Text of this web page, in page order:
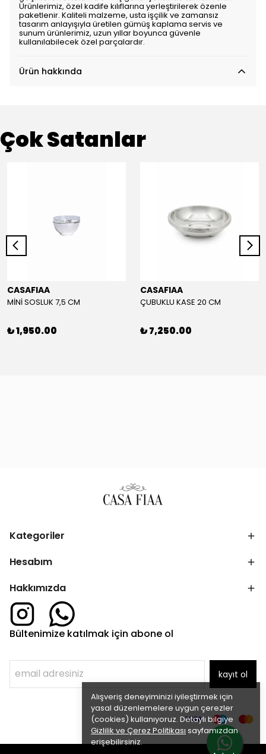
Alışveriş deneyiminizi iyileştirmek için
yasal düzenlemelere uygun çerezler
(cookies) kullanıyoruz. Detaylı bilgiye
Gizlilik ve Çerez Politikası sayfamızdan
erişebilirsiniz.
Ürünlerimiz, özel kadife kılıflarına yerleştirilerek özenle
paketlenir. Kaliteli malzeme, usta işçilik ve zamansız
tasarım anlayışıyla üretilen gümüş kaplama servis ve
sunum ürünlerimiz, uzun yıllar boyunca güvenle
kullanılabilecek özel parçalardır.
Ürün hakkında
Çok Satanlar
CASAFIAA
MİNİ SOSLUK 7,5 CM
₺ 1,950.00
CASAFIAA
ÇUBUKLU KASE 20 CM
₺ 7,250.00
Kategoriler
Hesabım
Hakkımızda
Bültenimize katılmak için abone ol
kayıt ol